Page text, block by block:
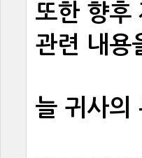
또한향
관련내용
늘귀사의